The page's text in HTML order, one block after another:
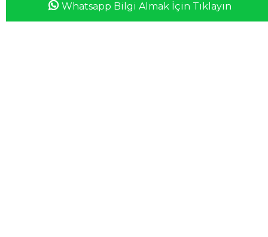
Whatsapp Bilgi Almak İçin Tıklayın
Anasayfa Favorilerim Sepetim Üye Girişi